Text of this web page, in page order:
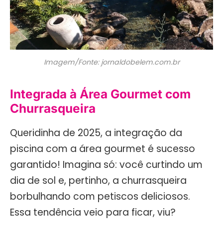
Imagem/Fonte: jornaldobelem.com.br
Integrada à Área Gourmet com
Churrasqueira
Queridinha de 2025, a integração da
piscina com a área gourmet é sucesso
garantido! Imagina só: você curtindo um
dia de sol e, pertinho, a churrasqueira
borbulhando com petiscos deliciosos.
Essa tendência veio para ficar, viu?